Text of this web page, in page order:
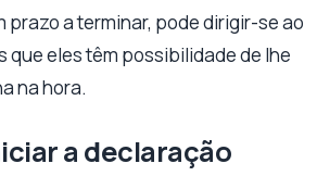
prazo a terminar, pode dirigir-se ao
que eles têm possibilidade de lhe
na hora.
a declaração